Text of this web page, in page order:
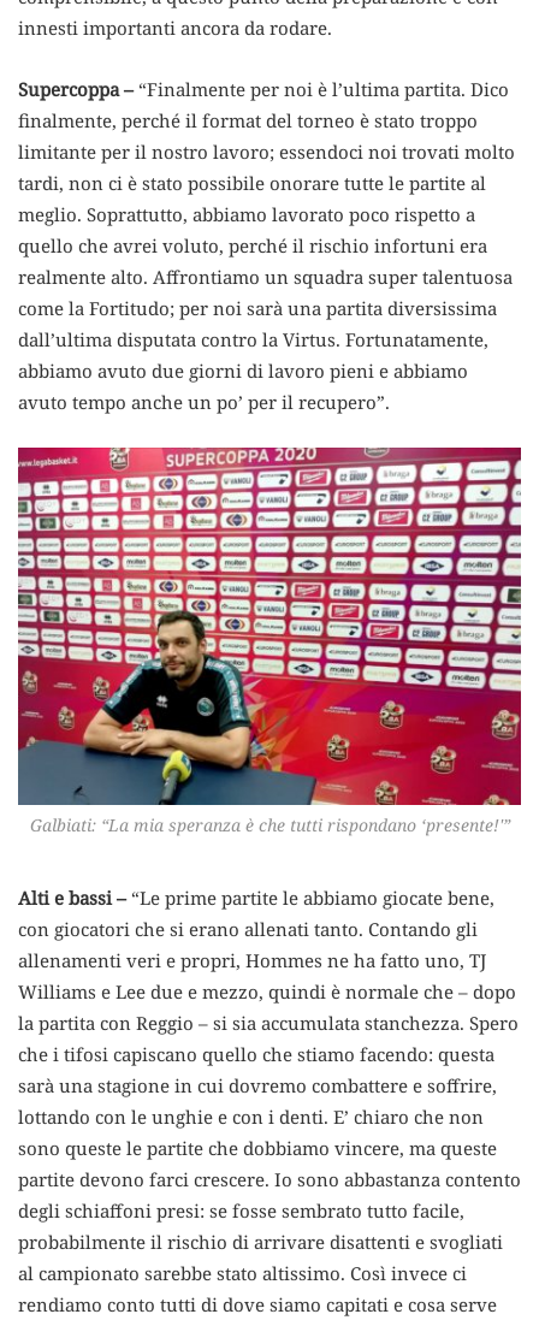
innesti importanti ancora da rodare.
Supercoppa – “Finalmente per noi è l’ultima partita. Dico
finalmente, perché il format del torneo è stato troppo
limitante per il nostro lavoro; essendoci noi trovati molto
tardi, non ci è stato possibile onorare tutte le partite al
meglio. Soprattutto, abbiamo lavorato poco rispetto a
quello che avrei voluto, perché il rischio infortuni era
realmente alto. Affrontiamo un squadra super talentuosa
come la Fortitudo; per noi sarà una partita diversissima
dall’ultima disputata contro la Virtus. Fortunatamente,
abbiamo avuto due giorni di lavoro pieni e abbiamo
avuto tempo anche un po’ per il recupero”.
Galbiati: “La mia speranza è che tutti rispondano ‘presente!'”
Alti e bassi – “Le prime partite le abbiamo giocate bene,
con giocatori che si erano allenati tanto. Contando gli
allenamenti veri e propri, Hommes ne ha fatto uno, TJ
Williams e Lee due e mezzo, quindi è normale che – dopo
la partita con Reggio – si sia accumulata stanchezza. Spero
che i tifosi capiscano quello che stiamo facendo: questa
sarà una stagione in cui dovremo combattere e soffrire,
lottando con le unghie e con i denti. E’ chiaro che non
sono queste le partite che dobbiamo vincere, ma queste
partite devono farci crescere. Io sono abbastanza contento
degli schiaffoni presi: se fosse sembrato tutto facile,
probabilmente il rischio di arrivare disattenti e svogliati
al campionato sarebbe stato altissimo. Così invece ci
rendiamo conto tutti di dove siamo capitati e cosa serve